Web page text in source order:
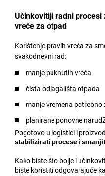
Učinkovitiji radni procesi
vreće za otpad
Korištenje pravih vreća za
svakodnevni rad:
manje puknutih vreća
čista odlagališta otpada
manje vremena potrebno
planirane ponovne
Pogotovo u logistici i
stabilizirati procese i
Kako biste što bolje i
biste koristiti odgovarajuće